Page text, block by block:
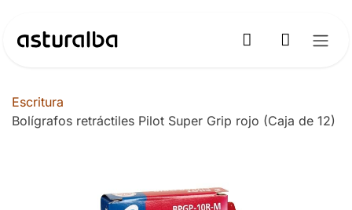
Escritura
Bolígrafos retráctiles Pilot Super Grip rojo (Caja de 12)